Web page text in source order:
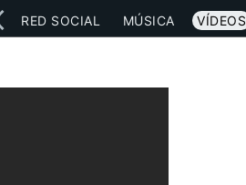
RED SOCIAL MÚSICA VÍDEOS